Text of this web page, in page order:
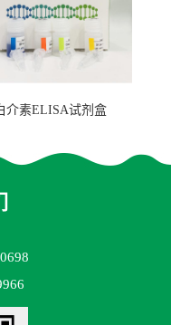
介素ELISA试剂盒